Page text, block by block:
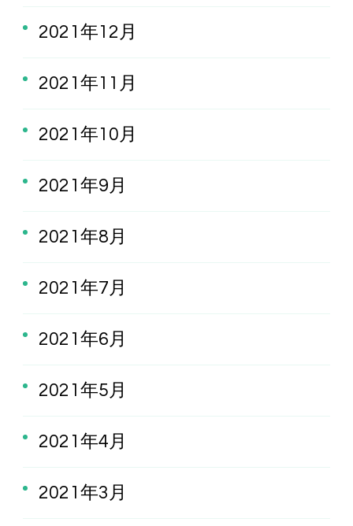
2021年12月
2021年11月
2021年10月
2021年9月
2021年8月
2021年7月
2021年6月
2021年5月
2021年4月
2021年3月